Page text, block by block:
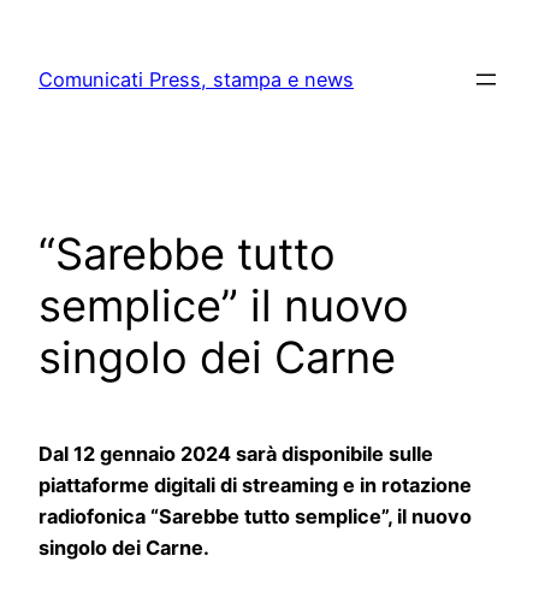
content
Comunicati Press, stampa e news
“Sarebbe tutto
semplice” il nuovo
singolo dei Carne
Dal 12 gennaio 2024 sarà disponibile sulle
piattaforme digitali di streaming e in rotazione
radiofonica “Sarebbe tutto semplice”, il nuovo
singolo dei Carne.